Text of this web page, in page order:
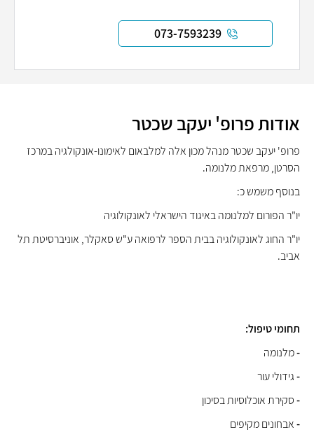
073-7593239
אודות פרופ' יעקב שכטר
פרופ' יעקב שכטר מנהל מכון אלה למלבאום לאימונו-אונקולגיה במרכז
הסרטן, מרפאת מלנומה.
בנוסף משמש כ:
יו"ר הפורום למלנומה באיגוד הישראלי לאונקולוגיה
יו"ר החוג לאונקולוגיה בבית הספר לרפואה ע"ש סאקלר, אוניברסיטת תל
אביב.
תחומי טיפול:
-מלנומה
-גידולי עור
-סקירת אוכלוסיות בסיכון
-אבחונים מקיפים